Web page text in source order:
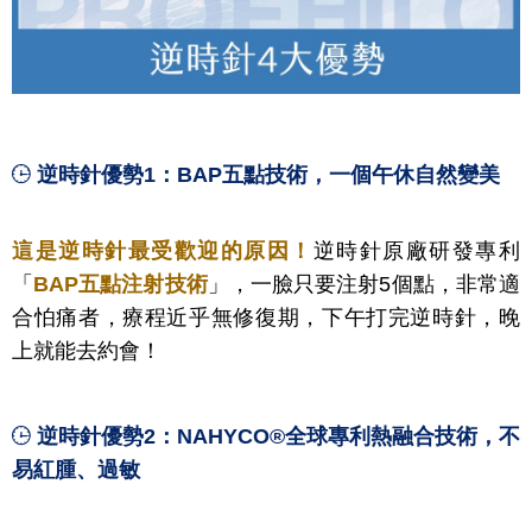
逆時針優勢1：BAP五點技術，一個午休自然變美
這是逆時針最受歡迎的原因！ 逆時針原廠研發專利
「 BAP五點注射技術」，一臉只要注射5個點，非常適
合怕痛者，療程近乎無修復期，下午打完逆時針，晚
上就能去約會！
逆時針優勢2：NAHYCO®全球專利熱融合技術，不
易紅腫、過敏